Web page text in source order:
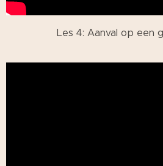
Les 4: Aanval op een